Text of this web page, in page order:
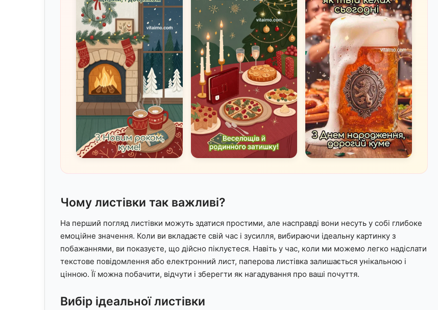
Чому листівки так важливі?
На перший погляд листівки можуть здатися простими, але насправді вони несуть у собі глибоке
емоційне значення. Коли ви вкладаєте свій час і зусилля, вибираючи ідеальну картинку з
побажаннями, ви показуєте, що дійсно піклуєтеся. Навіть у час, коли ми можемо легко надіслати
текстове повідомлення або електронний лист, паперова листівка залишається унікальною і
цінною. Її можна побачити, відчути і зберегти як нагадування про ваші почуття.
Вибір ідеальної листівки